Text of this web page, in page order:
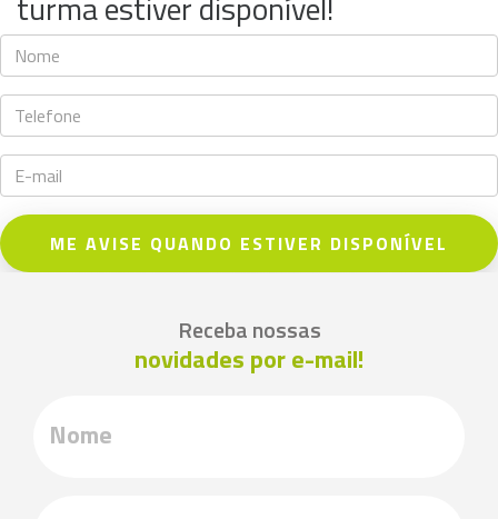
ME AVISE QUANDO ESTIVER DISPONÍVEL
Receba nossas
novidades por e-mail!